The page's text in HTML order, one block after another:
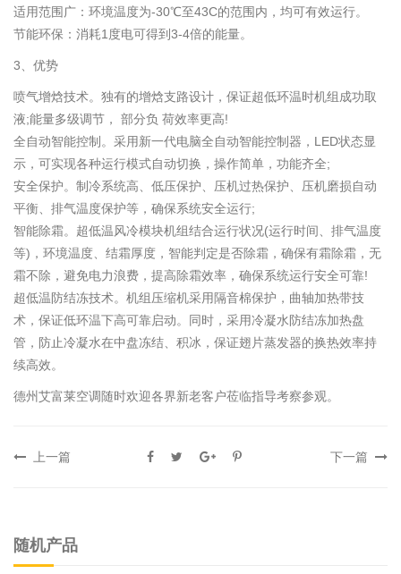
适用范围广：环境温度为-30℃至43C的范围内，均可有效运行。
节能环保：消耗1度电可得到3-4倍的能量。
3、优势
喷气增焓技术。独有的增焓支路设计，保证超低环温时机组成功取
液;能量多级调节， 部分负 荷效率更高!
全自动智能控制。采用新一代电脑全自动智能控制器，LED状态显
示，可实现各种运行模式自动切换，操作简单，功能齐全;
安全保护。制冷系统高、低压保护、压机过热保护、压机磨损自动
平衡、排气温度保护等，确保系统安全运行;
智能除霜。超低温风冷模块机组结合运行状况(运行时间、排气温度
等)，环境温度、结霜厚度，智能判定是否除霜，确保有霜除霜，无
霜不除，避免电力浪费，提高除霜效率，确保系统运行安全可靠!
超低温防结冻技术。机组压缩机采用隔音棉保护，曲轴加热带技
术，保证低环温下高可靠启动。同时，采用冷凝水防结冻加热盘
管，防止冷凝水在中盘冻结、积冰，保证翅片蒸发器的换热效率持
续高效。
德州艾富莱空调随时欢迎各界新老客户莅临指导考察参观。
上一篇 下一篇
随机产品